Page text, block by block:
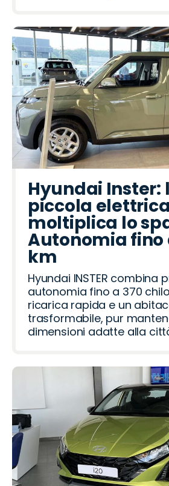
Hyundai Inster:
piccola
moltiplica lo
Autonomia fino
km
Hyundai INSTER combina
autonomia fino a 370
ricarica rapida e un
trasformabile, pur
dimensioni adatte alla